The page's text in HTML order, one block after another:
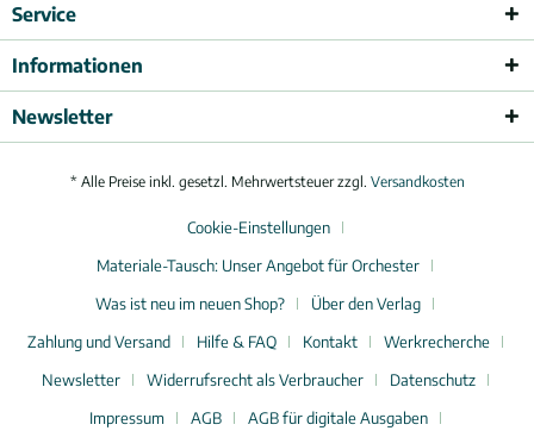
Service
Informationen
Newsletter
* Alle Preise inkl. gesetzl. Mehrwertsteuer zzgl. Versandkosten
Cookie-Einstellungen
Materiale-Tausch: Unser Angebot für Orchester
Was ist neu im neuen Shop?
Über den Verlag
Zahlung und Versand
Hilfe & FAQ Kontakt
Werkrecherche
Newsletter
Widerrufsrecht als Verbraucher
Datenschutz
Impressum
AGB
AGB für digitale Ausgaben